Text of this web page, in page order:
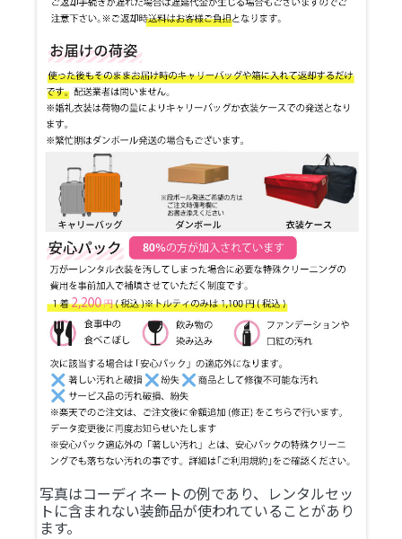
写真はコーディネートの例であり、レンタルセッ
トに含まれない装飾品が使われていることがあり
ます。